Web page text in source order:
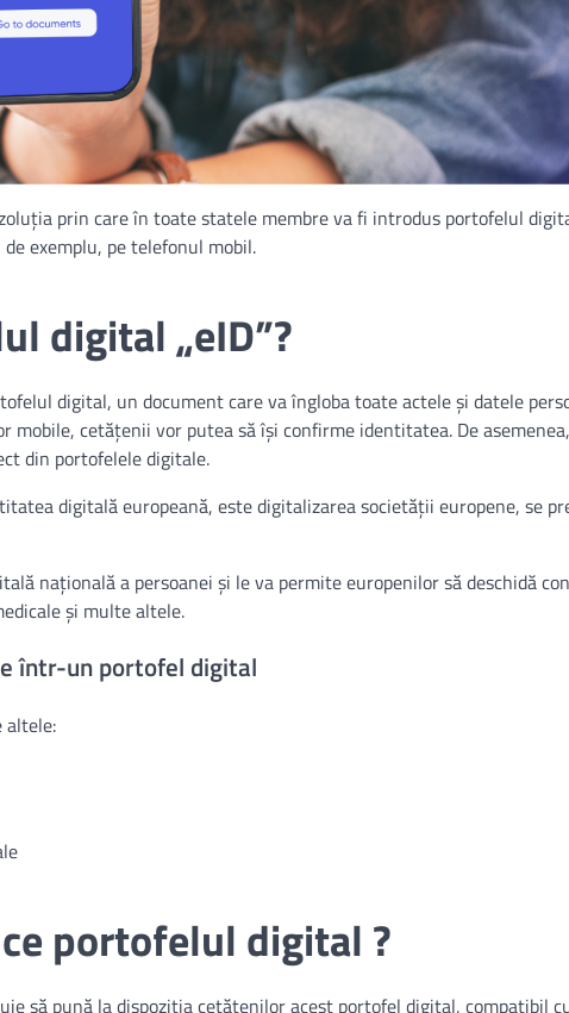
prin care în toate statele membre va fi introdus portofelul
exemplu, pe telefonul mobil.
digital „eID”?
digital, un document care va îngloba toate actele și datele
mobile, cetățenii vor putea să își confirme identitatea. De
din portofelele digitale.
digitală europeană, este digitalizarea societății europene, se
națională a persoanei și le va permite europenilor să deschidă
și multe altele.
într-un portofel digital
altele:
portofelul digital ?
să pună la dispoziția cetățenilor acest portofel digital, compatibil